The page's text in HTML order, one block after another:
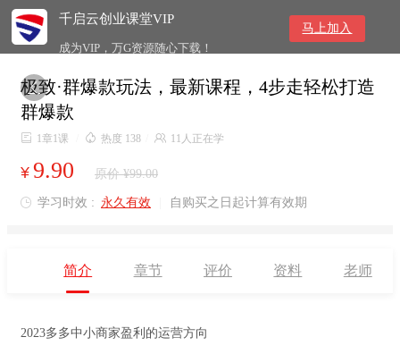
千启云创业课堂VIP
成为VIP，万G资源随心下载！
马上加入

极致·群爆款玩法，最新课程，4步走轻松打造
群爆款
 1章1课  热度 138  11人正在学
¥ 9.90 原价 ¥99.00
 学习时效 : 永久有效 自购买之日起计算有效期
简介 章节 评价 资料 老师
2023多多中小商家盈利的运营方向